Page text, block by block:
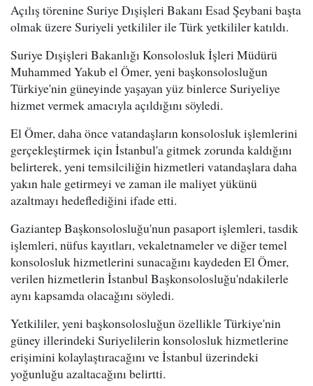
Açılış törenine Suriye Dışişleri Bakanı Esad Şeybani başta
olmak üzere Suriyeli yetkililer ile Türk yetkililer katıldı.
Suriye Dışişleri Bakanlığı Konsolosluk İşleri Müdürü
Muhammed Yakub el Ömer, yeni başkonsolosluğun
Türkiye'nin güneyinde yaşayan yüz binlerce Suriyeliye
hizmet vermek amacıyla açıldığını söyledi.
El Ömer, daha önce vatandaşların konsolosluk işlemlerini
gerçekleştirmek için İstanbul'a gitmek zorunda kaldığını
belirterek, yeni temsilciliğin hizmetleri vatandaşlara daha
yakın hale getirmeyi ve zaman ile maliyet yükünü
azaltmayı hedeflediğini ifade etti.
Gaziantep Başkonsolosluğu'nun pasaport işlemleri, tasdik
işlemleri, nüfus kayıtları, vekaletnameler ve diğer temel
konsolosluk hizmetlerini sunacağını kaydeden El Ömer,
verilen hizmetlerin İstanbul Başkonsolosluğu'ndakilerle
aynı kapsamda olacağını söyledi.
Yetkililer, yeni başkonsolosluğun özellikle Türkiye'nin
güney illerindeki Suriyelilerin konsolosluk hizmetlerine
erişimini kolaylaştıracağını ve İstanbul üzerindeki
yoğunluğu azaltacağını belirtti.